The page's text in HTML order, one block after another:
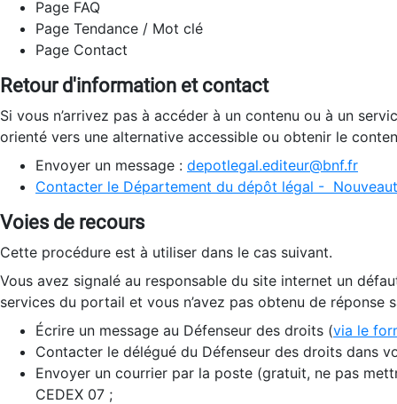
Page FAQ
Page Tendance / Mot clé
Page Contact
Retour d'information et contact
Si vous n’arrivez pas à accéder à un contenu ou à un
orienté vers une alternative accessible ou obtenir le
Envoyer un message : depotlegal.editeur@bnf.fr
Contacter le Département du dépôt légal -
Voies de recours
Cette procédure est à utiliser dans le cas suivant.
Vous avez signalé au responsable du site internet un
services du portail et vous n’avez pas obtenu de réponse
Écrire un message au Défenseur des droits (via le
Contacter le délégué du Défenseur des droits dans
Envoyer un courrier par la poste (gratuit, ne pas
CEDEX 07 ;